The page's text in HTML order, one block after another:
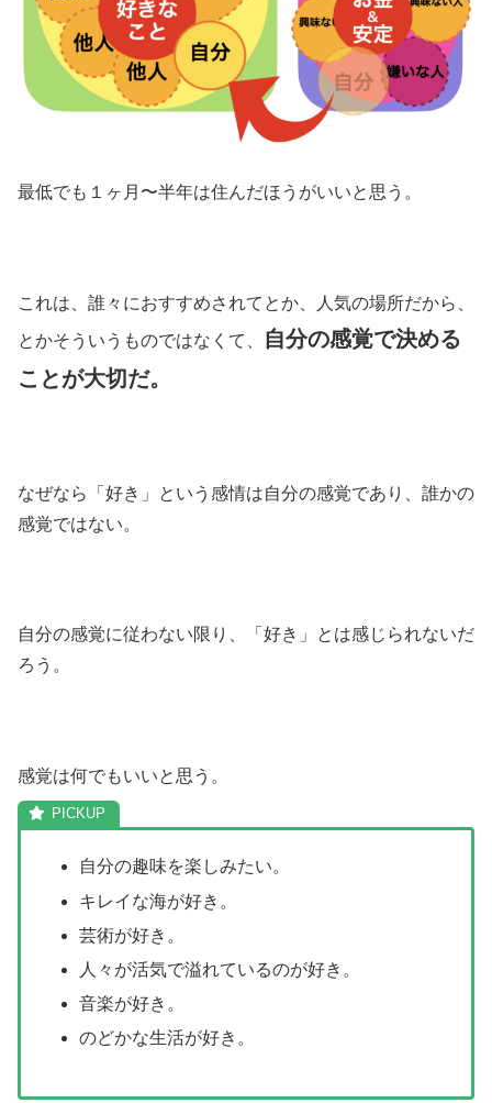
最低でも１ヶ月〜半年は住んだほうがいいと思う。
これは、誰々におすすめされてとか、人気の場所だから、
とかそういうものではなくて、
自分の感覚で決める
ことが大切だ。
なぜなら「好き」という感情は自分の感覚であり、誰かの
感覚ではない。
自分の感覚に従わない限り、「好き」とは感じられないだ
ろう。
感覚は何でもいいと思う。
自分の趣味を楽しみたい。
キレイな海が好き。
芸術が好き。
人々が活気で溢れているのが好き。
音楽が好き。
のどかな生活が好き。